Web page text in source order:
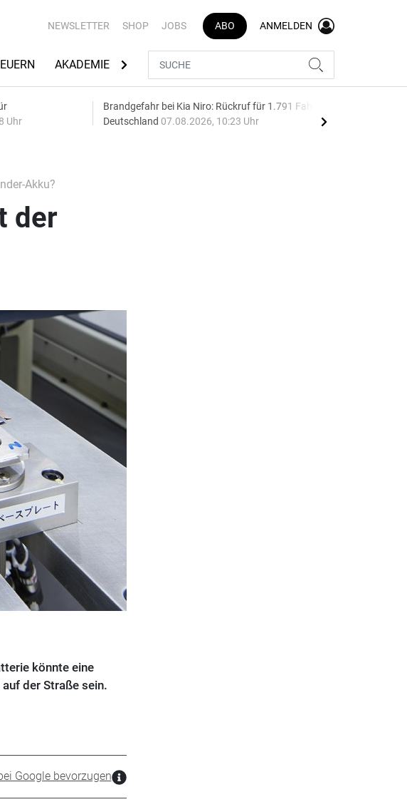
NEWSLETTER SHOP JOBS ABO ANMELDEN
AKADEMIE AUTOMARKEN
Uhr
Brandgefahr bei Kia Niro: Rückruf für 1.791 Fahrzeuge in
Deutschland 07.08.2026, 10:23 Uhr
Akku?
der
könnte eine
der Straße sein.
Google bevorzugen